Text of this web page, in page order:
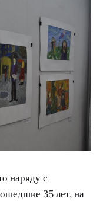
наряду с
35 лет, на